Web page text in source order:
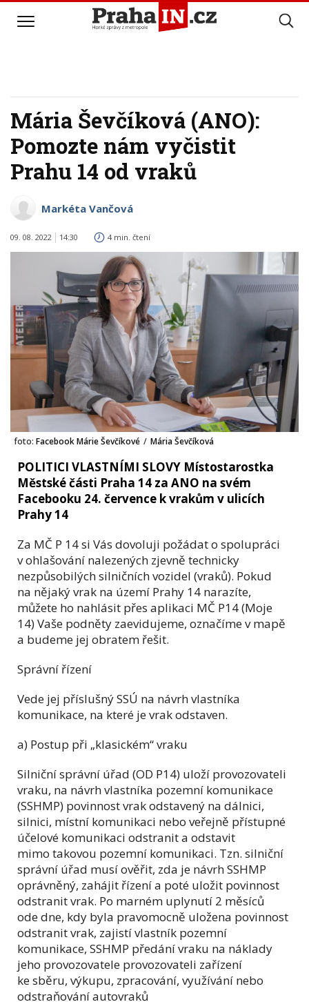
Mária Ševčíková (ANO):
Pomozte nám vyčistit
Prahu 14 od vraků
Markéta Vančová
09. 08. 2022 14:30 4 min. čtení
foto: Facebook Márie Ševčíkové / Mária Ševčíková
POLITICI VLASTNÍMI SLOVY Místostarostka
Městské části Praha 14 za ANO na svém
Facebooku 24. července k vrakům v ulicích
Prahy 14
Za MČ P 14 si Vás dovoluji požádat o spolupráci
v ohlašování nalezených zjevně technicky
nezpůsobilých silničních vozidel (vraků). Pokud
na nějaký vrak na území Prahy 14 narazíte,
můžete ho nahlásit přes aplikaci MČ P14 (Moje
14) Vaše podněty zaevidujeme, označíme v mapě
a budeme jej obratem řešit.
Správní řízení
Vede jej příslušný SSÚ na návrh vlastníka
komunikace, na které je vrak odstaven.
a) Postup při „klasickém“ vraku
Silniční správní úřad (OD P14) uloží provozovateli
vraku, na návrh vlastníka pozemní komunikace
(SSHMP) povinnost vrak odstavený na dálnici,
silnici, místní komunikaci nebo veřejně přístupné
účelové komunikaci odstranit a odstavit
mimo takovou pozemní komunikaci. Tzn. silniční
správní úřad musí ověřit, zda je návrh SSHMP
oprávněný, zahájit řízení a poté uložit povinnost
odstranit vrak. Po marném uplynutí 2 měsíců
ode dne, kdy byla pravomocně uložena povinnost
odstranit vrak, zajistí vlastník pozemní
komunikace, SSHMP předání vraku na náklady
jeho provozovatele provozovateli zařízení
ke sběru, výkupu, zpracování, využívání nebo
odstraňování autovraků